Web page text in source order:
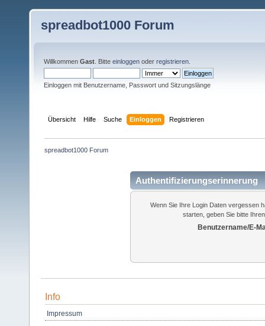
spreadbot1000 Forum
Willkommen Gast . Bitte einloggen oder registrieren
Einloggen mit Benutzername, Passwort und Sitzungslänge
Übersicht Hilfe Suche Einloggen Registrieren
spreadbot1000 Forum
Authentifizierungserinnerung
Wenn Sie Ihre Login Daten vergessen
starten, geben Sie bitte
Benutzername/E-
Info
Impressum